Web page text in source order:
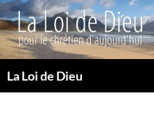
La Loi de Dieu